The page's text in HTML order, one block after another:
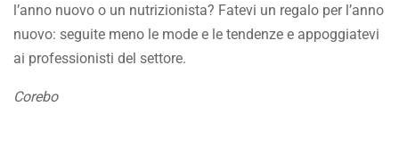
l’anno nuovo o un nutrizionista? Fatevi un regalo per l’anno
nuovo: seguite meno le mode e le tendenze e appoggiatevi
ai professionisti del settore.
Corebo